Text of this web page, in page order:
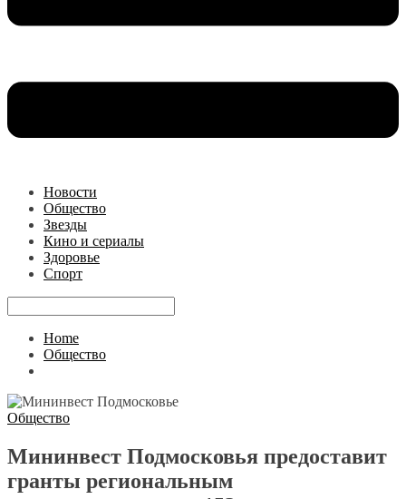
Новости
Общество
Звезды
Кино и сериалы
Здоровье
Спорт
Home
Общество
Общество
Мининвест Подмосковья предоставит
гранты региональным